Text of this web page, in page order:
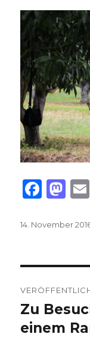
F
c
b
o
o
k
M
to
o
n
Veröffentlicht
14. November
Zu
einem